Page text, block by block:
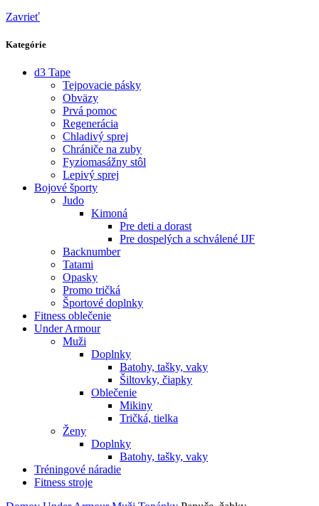
Zavrieť
Kategórie
d3 Tape
Tejpovacie pásky
Obväzy
Prvá pomoc
Regenerácia
Chladivý sprej
Chrániče na zuby
Fyziomasážny stôl
Lepivý sprej
Bojové športy
Judo
Kimoná
Pre deti a dorast
Pre dospelých a schválené IJF
Backnumber
Tatami
Opasky
Promo tričká
Športové doplnky
Fitness oblečenie
Under Armour
Muži
Doplnky
Batohy, tašky, vaky
Šiltovky, čiapky
Oblečenie
Mikiny
Tričká, tielka
Ženy
Doplnky
Batohy, tašky, vaky
Tréningové náradie
Fitness stroje